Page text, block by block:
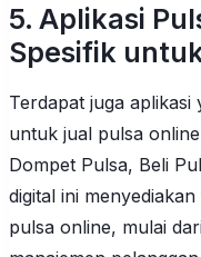
5. Aplikasi
Spesifik
Terdapat juga
untuk jual pulsa
Dompet Pulsa, Beli
digital ini
pulsa online, mulai